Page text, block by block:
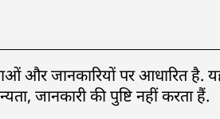
और जानकारियों पर आधारित है.
जानकारी की पुष्टि नहीं करता हैं.